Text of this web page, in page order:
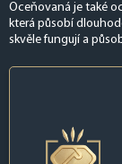
Oceňovaná je také
která působí
skvěle fungují a